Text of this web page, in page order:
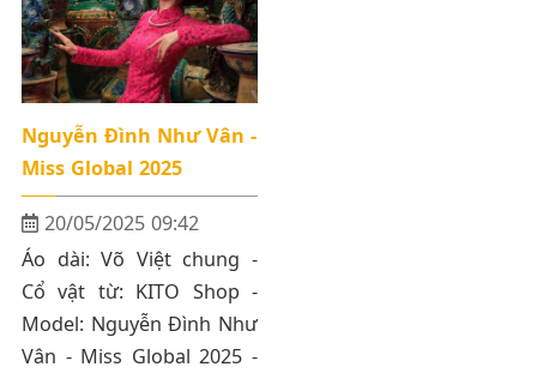
gũi hơn với khách hàng
có thể chiêm ngưỡng các
BST
Nguyễn Đình Như Vân -
Miss Global 2025
20/05/2025 09:42
Áo dài: Võ Việt chung -
Cổ vật từ: KITO Shop -
Model: Nguyễn Đình Như
Vân - Miss Global 2025 -